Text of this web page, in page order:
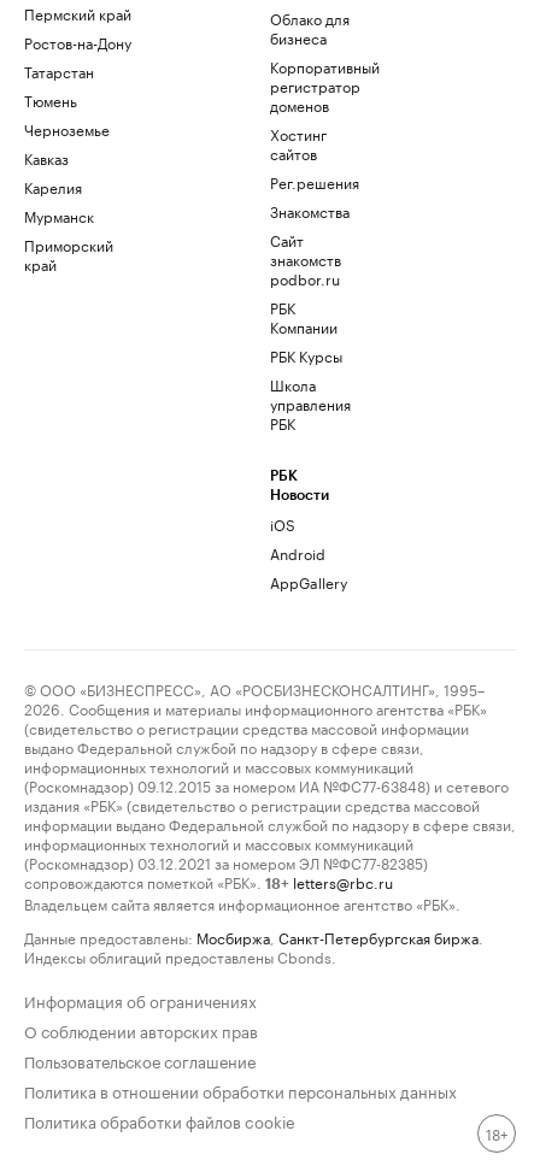
Пермский край
Ростов-на-Дону
Татарстан
Тюмень
Черноземье
Кавказ
Карелия
Мурманск
Приморский
край
Облако для
бизнеса
Корпоративный
регистратор
доменов
Хостинг
сайтов
Рег.решения
Знакомства
Сайт
знакомств
podbor.ru
РБК
Компании
РБК Курсы
Школа
управления
РБК
РБК
Новости
iOS
Android
AppGallery
© ООО «БИЗНЕСПРЕСС», АО «РОСБИЗНЕСКОНСАЛТИНГ», 1995–
2026. Сообщения и материалы информационного агентства «РБК»
(свидетельство о регистрации средства массовой информации
выдано Федеральной службой по надзору в сфере связи,
информационных технологий и массовых коммуникаций
(Роскомнадзор) 09.12.2015 за номером ИА №ФС77-63848) и сетевого
издания «РБК» (свидетельство о регистрации средства массовой
информации выдано Федеральной службой по надзору в сфере связи,
информационных технологий и массовых коммуникаций
(Роскомнадзор) 03.12.2021 за номером ЭЛ №ФС77-82385)
сопровождаются пометкой «РБК».
18+ letters@rbc.ru
Владельцем сайта является информационное агентство «РБК».
Данные предоставлены: Мосбиржа Санкт-Петербургская биржа
Индексы облигаций предоставлены Cbonds.
Информация об ограничениях
О соблюдении авторских прав
Пользовательское соглашение
Политика в отношении обработки персональных данных
Политика обработки файлов cookie
18+